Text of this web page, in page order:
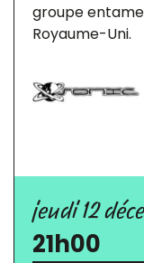
groupe
Royaume-Uni.
jeudi 12
21h00